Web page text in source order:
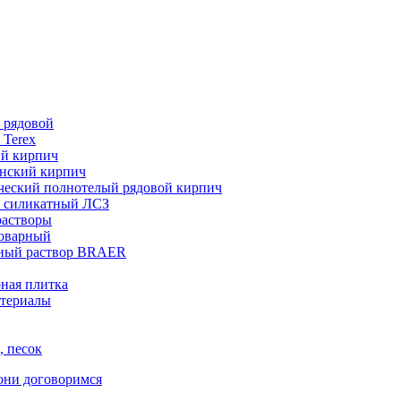
кирпич
кирпич
полнотелый рядовой кирпич
ЛСЗ
раствор BRAER
плитка
песок